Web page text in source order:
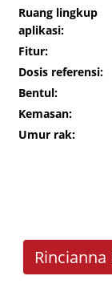
Ruang lingkup
aplikasi:
Fitur:
Dosis referensi:
Bentul:
Kemasan:
Umur rak: